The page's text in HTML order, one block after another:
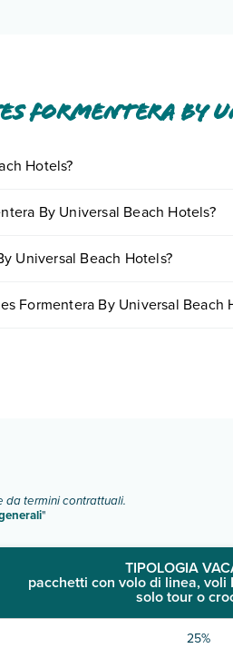
Formentera By
Hotels?
". By Universal Beach Hotels?
.
Universal Beach Hotels?
Formentera By Universal Beach
da termini contrattuali.
"
TIPOLOGIA
pacchetti con volo di linea,
solo tour o
25%